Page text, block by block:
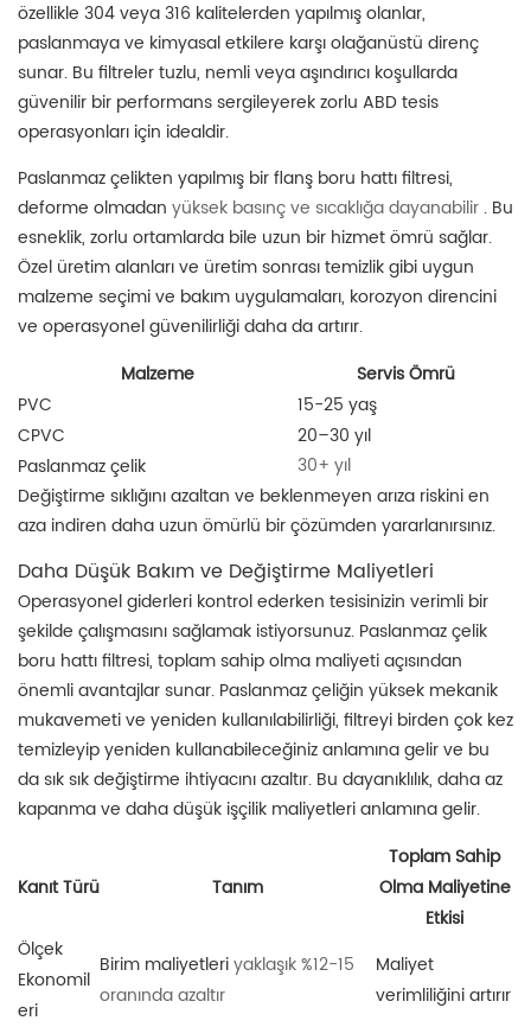
özellikle 304 veya 316 kalitelerden yapılmış olanlar,
paslanmaya ve kimyasal etkilere karşı olağanüstü direnç
sunar. Bu filtreler tuzlu, nemli veya aşındırıcı koşullarda
güvenilir bir performans sergileyerek zorlu ABD tesis
operasyonları için idealdir.
Paslanmaz çelikten yapılmış bir flanş boru hattı filtresi,
deforme olmadan yüksek basınç ve sıcaklığa dayanabilir . Bu
esneklik, zorlu ortamlarda bile uzun bir hizmet ömrü sağlar.
Özel üretim alanları ve üretim sonrası temizlik gibi uygun
malzeme seçimi ve bakım uygulamaları, korozyon direncini
ve operasyonel güvenilirliği daha da artırır.
Malzeme
Servis Ömrü
PVC
15-25 yaş
CPVC
20–30 yıl
Paslanmaz çelik
30+ yıl
Değiştirme sıklığını azaltan ve beklenmeyen arıza riskini en
aza indiren daha uzun ömürlü bir çözümden yararlanırsınız.
Daha Düşük Bakım ve Değiştirme Maliyetleri
Operasyonel giderleri kontrol ederken tesisinizin verimli bir
şekilde çalışmasını sağlamak istiyorsunuz. Paslanmaz çelik
boru hattı filtresi, toplam sahip olma maliyeti açısından
önemli avantajlar sunar. Paslanmaz çeliğin yüksek mekanik
mukavemeti ve yeniden kullanılabilirliği, filtreyi birden çok kez
temizleyip yeniden kullanabileceğiniz anlamına gelir ve bu
da sık sık değiştirme ihtiyacını azaltır. Bu dayanıklılık, daha az
kapanma ve daha düşük işçilik maliyetleri anlamına gelir.
Kanıt Türü Tanım
Toplam Sahip
Olma Maliyetine
Etkisi
Ölçek
Ekonomil
eri
Birim maliyetleriyaklaşık %12-15
oranında azaltır
Maliyet
verimliliğini artırır